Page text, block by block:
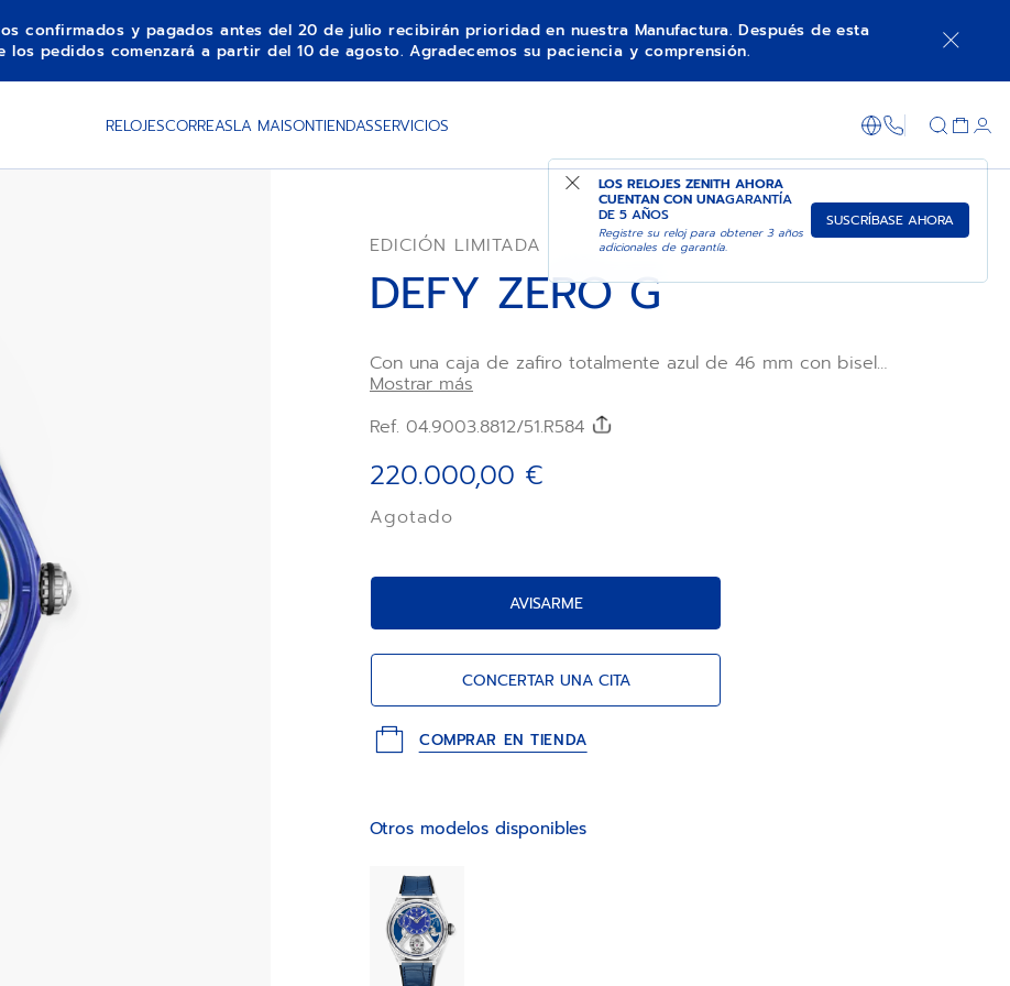
confirmados y pagados antes del 20 de julio recibirán prioridad en nuestra Manufactura. Después de esta
los pedidos comenzará a partir del 10 de agosto. Agradecemos su paciencia y comprensión.
RELOJESCORREASLA MAISONTIENDASSERVICIOS +800 36 00
LOS RELOJES ZENITH AHORA
CUENTAN CON UNAGARANTÍA
DE 5 AÑOS
Registre su reloj para obtener 3 años
adicionales de garantía.
SUSCRÍBASE AHORA
EDICIÓN LIMITADA
DEFY ZERO G
Con una caja de zafiro totalmente azul de 46 mm con bisel
facetado, el DEFY Zero G presenta un movimiento
mantiene en posición horizontal gracias a un módulo
minutos y segundero pequeño desplazados en una esfera
de lapislázuli e indicación de reserva de marcha de
50 horas a las 3 horas. Correa de piel de caimán azul
integrada con cierre desplegable.
Mostrar más
Ref. 04.9003.8812/51.R584
220.000,00 €
Agotado
AVISARME
CONCERTAR UNA CITA
COMPRAR EN TIENDA
Otros modelos disponibles